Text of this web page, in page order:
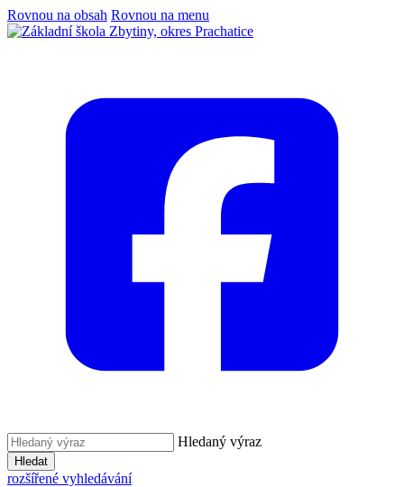
Rovnou na obsah Rovnou na menu
Hledaný výraz
Hledat
rozšířené vyhledávání